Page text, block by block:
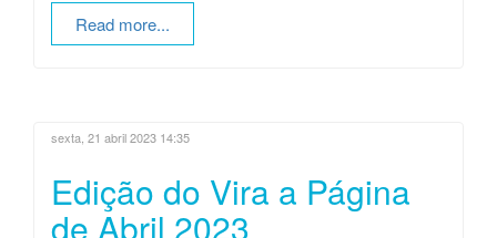
Read more...
sexta, 21 abril 2023 14:35
Edição do Vira a Página
de Abril 2023